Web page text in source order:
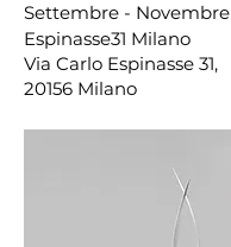
Settembre - Novembre
Espinasse31 Milano
Via Carlo Espinasse 31,
20156 Milano